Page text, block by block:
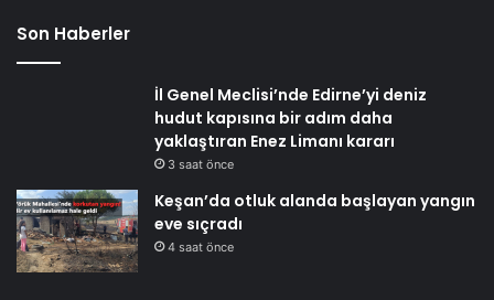
Son Haberler
İl Genel Meclisi’nde Edirne’yi deniz
hudut kapısına bir adım daha
yaklaştıran Enez Limanı kararı
3 saat önce
Keşan’da otluk alanda başlayan yangın
eve sıçradı
4 saat önce